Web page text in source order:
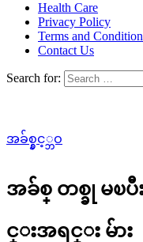
Health Care
Privacy Policy
Terms and
Contact Us
Search for:
အခ်စ္နွင့္ဘဝ
အခ်စ္ တစ္ခု မ
င္းအရင္း မ်ား